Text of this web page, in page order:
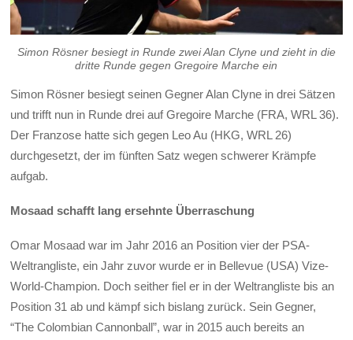
Simon Rösner besiegt in Runde zwei Alan Clyne und zieht in die
dritte Runde gegen Gregoire Marche ein
Simon Rösner besiegt seinen Gegner Alan Clyne in drei Sätzen
und trifft nun in Runde drei auf Gregoire Marche (FRA, WRL 36).
Der Franzose hatte sich gegen Leo Au (HKG, WRL 26)
durchgesetzt, der im fünften Satz wegen schwerer Krämpfe
aufgab.
Mosaad schafft lang ersehnte Überraschung
Omar Mosaad war im Jahr 2016 an Position vier der PSA-
Weltrangliste, ein Jahr zuvor wurde er in Bellevue (USA) Vize-
World-Champion. Doch seither fiel er in der Weltrangliste bis an
Position 31 ab und kämpf sich bislang zurück. Sein Gegner,
“The Colombian Cannonball”, war in 2015 auch bereits an